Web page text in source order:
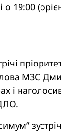
19:00
МЗС
і